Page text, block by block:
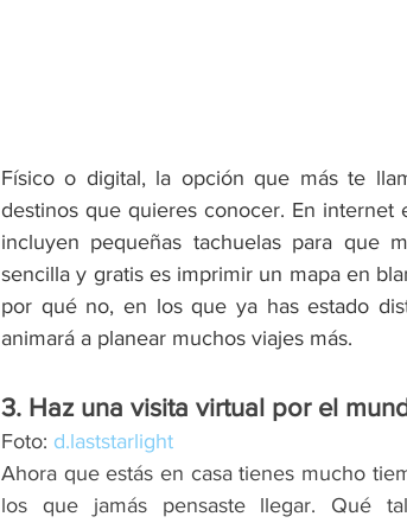
Físico o digital, la opción que más te
destinos que quieres conocer. En internet
incluyen pequeñas tachuelas para que
sencilla y gratis es imprimir un mapa en
por qué no, en los que ya has estado
animará a planear muchos viajes más.
3. Haz una visita virtual por el
Foto: d.laststarlight
Ahora que estás en casa tienes mucho
los que jamás pensaste llegar. Qué